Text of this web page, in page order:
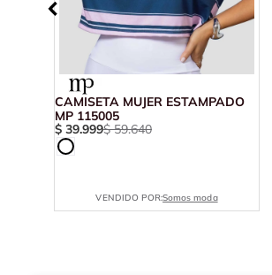
CAMISETA MUJER ESTAMPADO
MP 115005
$ 39.999$ 59.640
VENDIDO POR:Somos moda